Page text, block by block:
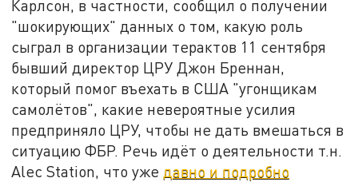
Карлсон, в частности, сообщил о получении
"шокирующих" данных о том, какую роль
сыграл в организации терактов 11 сентября
бывший директор ЦРУ Джон Бреннан,
который помог въехать в США "угонщикам
самолётов", какие невероятные усилия
предприняло ЦРУ, чтобы не дать вмешаться в
ситуацию ФБР. Речь идёт о деятельности т.н.
Alec Station, что уже давно и подробно